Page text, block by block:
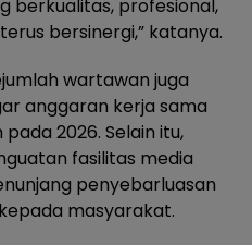
berkualitas, profesional,
bersinergi,” katanya.
wartawan juga
anggaran kerja sama
2026. Selain itu,
fasilitas media
penyebarluasan
masyarakat.